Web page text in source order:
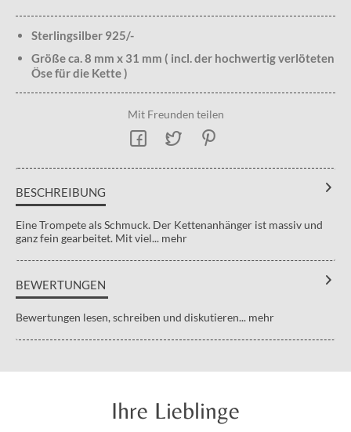
Sterlingsilber 925/-
Größe ca. 8 mm x 31 mm ( incl. der hochwertig verlöteten
Öse für die Kette )
Mit Freunden teilen
BESCHREIBUNG
Eine Trompete als Schmuck. Der Kettenanhänger ist massiv und
ganz fein gearbeitet. Mit viel... mehr
BEWERTUNGEN
Bewertungen lesen, schreiben und diskutieren... mehr
Ihre Lieblinge